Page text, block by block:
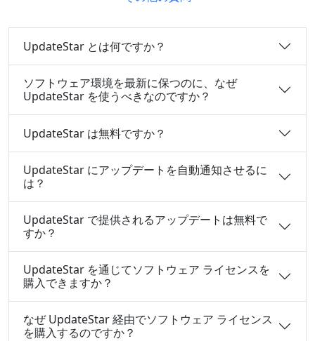
UpdateStar とは何ですか？
ソフトウェア環境を最新に保つのに、なぜ
UpdateStar を使うべきなのですか？
UpdateStar は無料ですか？
UpdateStar にアップデートを自動通知させるに
は？
UpdateStar で提供されるアップデートは無料で
すか？
UpdateStar を通じてソフトウェア ライセンスを
購入できますか？
なぜ UpdateStar 経由でソフトウェア ライセンス
を購入するのですか？